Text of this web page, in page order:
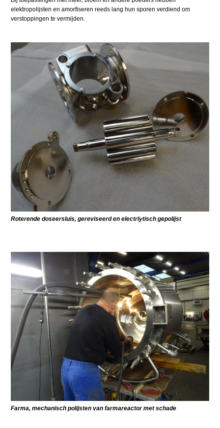
elektropolijsten en amorfiseren reeds lang hun sporen verdiend om
verstoppingen te vermijden.
Roterende doseersluis, gereviseerd en electrlytisch gepolijst
Farma, mechanisch polijsten van farmareactor met schade